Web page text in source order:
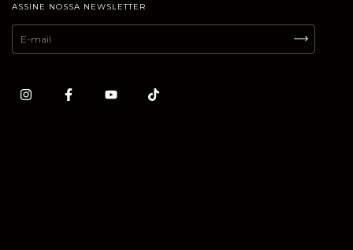
ASSINE NOSSA NEWSLETTER